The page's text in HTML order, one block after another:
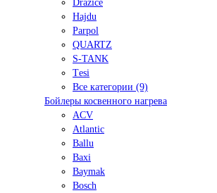
Drazice
Hajdu
Parpol
QUARTZ
S-TANK
Tеsi
Все категории (9)
Бойлеры косвенного нагрева
ACV
Atlantic
Ballu
Baxi
Baymak
Bosch